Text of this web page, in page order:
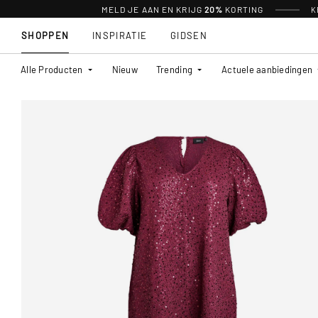
MELD JE AAN EN KRIJG 20% KORTING
SHOPPEN
Alle Producten Nieuw Trending Actuele aanbiedingen
INSPIRATIE GIDSEN